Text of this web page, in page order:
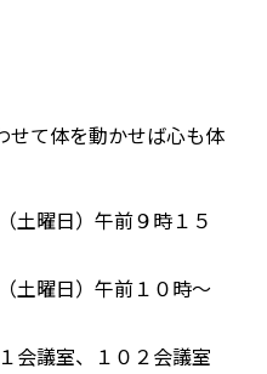
せて体を動かせば心も体
曜日）午前９時１５
曜日）午前１０時～
会議室、１０２会議室